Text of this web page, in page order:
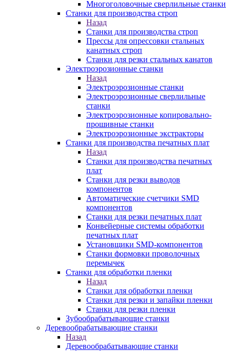
Многоголовочные сверлильные станки
Станки для производства строп
Назад
Станки для производства строп
Прессы для опрессовки стальных
канатных строп
Станки для резки стальных канатов
Электроэрозионные станки
Назад
Электроэрозионные станки
Электроэрозионные сверлильные
станки
Электроэрозионные копировально-
прошивные станки
Электроэрозионные экстракторы
Станки для производства печатных плат
Назад
Станки для производства печатных
плат
Станки для резки выводов
компонентов
Автоматические счетчики SMD
компонентов
Станки для резки печатных плат
Конвейерные системы обработки
печатных плат
Установщики SMD-компонентов
Станки формовки проволочных
перемычек
Станки для обработки пленки
Назад
Станки для обработки пленки
Станки для резки и запайки пленки
Станки для резки пленки
Зубообрабатывающие станки
Деревообрабатывающие станки
Назад
Деревообрабатывающие станки